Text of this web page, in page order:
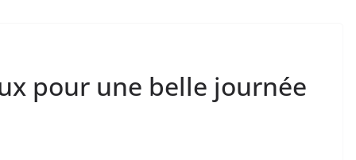
pour une belle journée